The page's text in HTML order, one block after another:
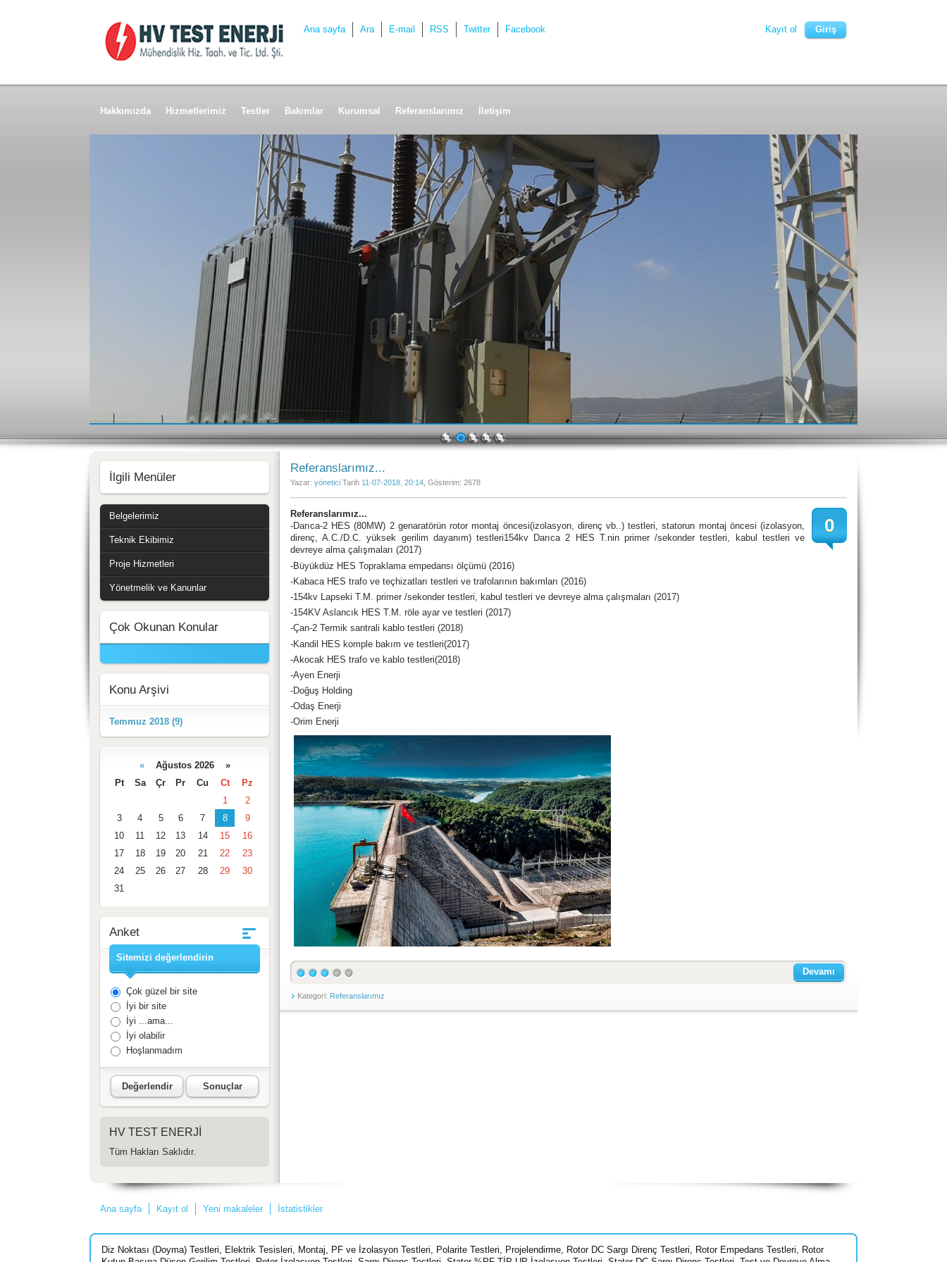
Kayıt ol Giriş
Ana sayfa Ara E-mail RSS Twitter Facebook
Hakkımızda Hizmetlerimiz Testler Bakımlar Kurumsal Referanslarımız İletişim
1 2 3 4 5
Referanslarımız...
Yazar: yönetici Tarih 11-07-2018, 20:14 , Gösterim: 2678
0
Referanslarımız...
-Darıca-2 HES (80MW) 2 genaratörün rotor montaj öncesi(izolasyon, direnç vb..) testleri, statorun montaj öncesi (izolasyon,
direnç, A.C./D.C. yüksek gerilim dayanım) testleri154kv Darıca 2 HES T.nin primer /sekonder testleri, kabul testleri ve
devreye alma çalışmaları (2017)
-Büyükdüz HES Topraklama empedansı ölçümü (2016)
-Kabaca HES trafo ve teçhizatları testleri ve trafolarının bakımları (2016)
-154kv Lapseki T.M. primer /sekonder testleri, kabul testleri ve devreye alma çalışmaları (2017)
-154KV Aslancık HES T.M. röle ayar ve testleri (2017)
-Çan-2 Termik santrali kablo testleri (2018)
-Kandil HES komple bakım ve testleri(2017)
-Akocak HES trafo ve kablo testleri(2018)
-Ayen Enerji
-Doğuş Holding
-Odaş Enerji
-Orim Enerji
Devamı
Kategori: Referanslarımız
İlgili Menüler
Belgelerimiz
Teknik Ekibimiz
Proje Hizmetleri
Yönetmelik ve Kanunlar
Çok Okunan Konular
Konu Arşivi
Temmuz 2018 (9)
«Ağustos 2026 »
Pt
Sa Çr Pr Cu Ct
Pz
1
2
3
4 5 6 7 8
9
10
11 12 13 14 15
16
17
18 19 20 21 22
23
24
25 26 27 28 29
30
31
Anket
Sitemizi değerlendirin
Çok güzel bir site
İyi bir site
İyi ...ama...
İyi olabilir
Hoşlanmadım
Değerlendir Sonuçlar
HV TEST ENERJİ
Tüm Hakları Saklıdır.
Ana sayfa Kayıt ol Yeni makaleler İstatistikler
Diz Noktası (Doyma) Testleri, Elektrik Tesisleri, Montaj, PF ve İzolasyon Testleri, Polarite Testleri, Projelendirme, Rotor DC Sargı Direnç Testleri, Rotor Empedans Testleri, Rotor